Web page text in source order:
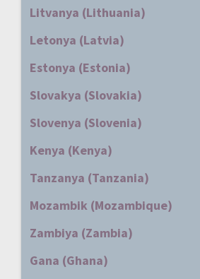
Litvanya (Lithuania)
Letonya (Latvia)
Estonya (Estonia)
Slovakya (Slovakia)
Slovenya (Slovenia)
Kenya (Kenya)
Tanzanya (Tanzania)
Mozambik (Mozambique)
Zambiya (Zambia)
Gana (Ghana)